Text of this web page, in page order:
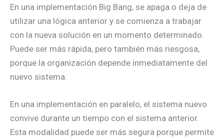
En una implementación Big Bang, se apaga o deja de
utilizar una lógica anterior y se comienza a trabajar
con la nueva solución en un momento determinado.
Puede ser más rápida, pero también más riesgosa,
porque la organización depende inmediatamente del
nuevo sistema.
En una implementación en paralelo, el sistema nuevo
convive durante un tiempo con el sistema anterior.
Esta modalidad puede ser más segura porque permite